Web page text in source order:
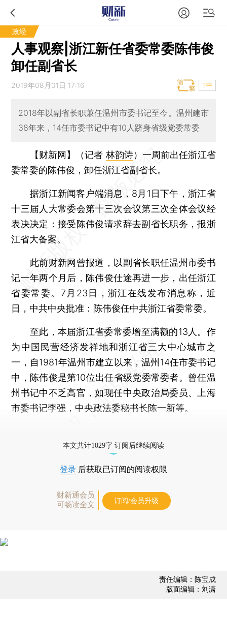
政经
人事观察|浙江新任省委常委陈伟俊
卸任副省长
2019年08月01日 17:16 T中
2018年以副省长职兼任温州市委书记至今。温州建市
38年来，14任市委书记中有10人跻身省级党委常委
【财新网】（记者 林韵诗） 一周前出任浙江省
委常委的陈伟俊，卸任浙江省副省长。
据浙江新闻客户端消息，8月1日下午，浙江省
十三届人大常委会第十三次会议第三次全体会议经
表决决定：接受陈伟俊请求辞去副省长职务，报浙
江省大备案。
此前财新网曾报道，以副省长职任温州市委书
记一年两个月后，陈伟俊仕途再进一步，出任浙江
省委常委。7月23日，浙江在线发布消息称，近
日，中共中央批准：陈伟俊任中共浙江省委常委。
至此，本届浙江省委常委增至满额的13人。作
为中国民营经济发祥地和浙江省三大中心城市之
一，自1981年温州市建立以来，温州14任市委书记
中，陈伟俊是第10位出任省级党委常委者。曾任温
州书记中不乏高官，如现任中央政治局委员、上海
市委书记李强，中央政法委秘书长陈一新等。
本文共计1029字 订阅后继续阅读
登录 后获取已订阅的阅读权限
财新通会员
可畅读全文
订阅/会员升级
责任编辑：陈宝成
版面编辑：刘潇